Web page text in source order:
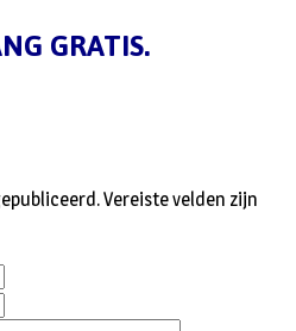
GRATIS.
Vereiste velden zijn